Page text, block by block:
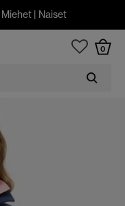
Miehet | Naiset
0